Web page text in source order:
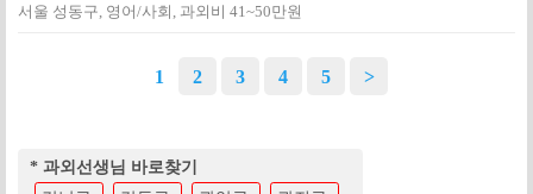
서울 성동구, 영어/사회, 과외비 41~50만원
1 2 3 4 5 >
* 과외선생님 바로찾기